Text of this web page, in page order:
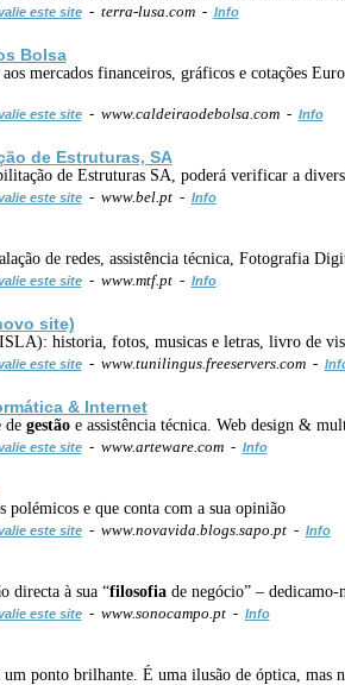
este site- terra-lusa.com - Info
Bolsa
mercados financeiros, gráficos e cotações
este site- www.caldeiraodebolsa.com - Info
de Estruturas, SA
de Estruturas SA, poderá verificar a
este site- www.bel.pt - Info
de redes, assistência técnica, Fotografia
este site- www.mtf.pt - Info
site)
historia, fotos, musicas e letras, livro de
este site- www.tunilingus.freeservers.com -
& Internet
de gestãoe assistência técnica. Web design &
este site- www.arteware.com - Info
polémicos e que conta com a sua opinião
este site- www.novavida.blogs.sapo.pt - Info
directa à sua “filosofiade negócio” – dedicamo-
este site- www.sonocampo.pt - Info
um ponto brilhante. É uma ilusão de óptica, mas